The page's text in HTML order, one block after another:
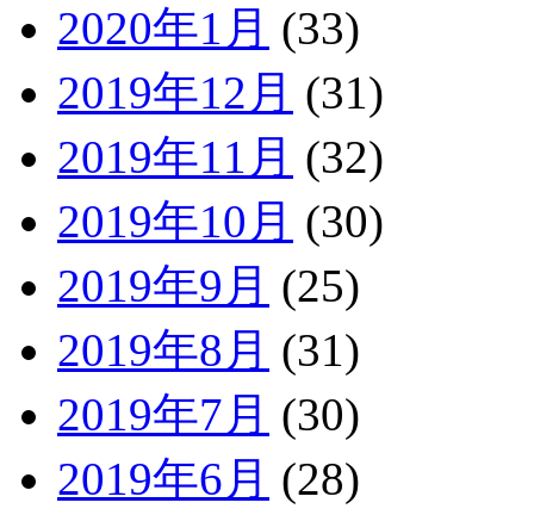
2020年1月 (33)
2019年12月 (31)
2019年11月 (32)
2019年10月 (30)
2019年9月 (25)
2019年8月 (31)
2019年7月 (30)
2019年6月 (28)